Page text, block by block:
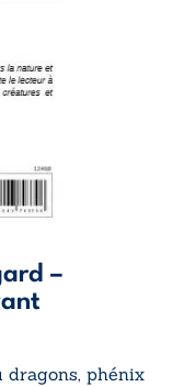
–
dragons, phénix